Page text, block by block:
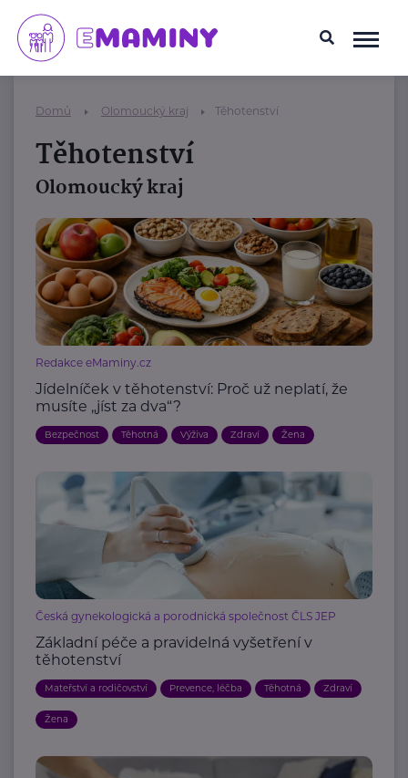
Domů Olomoucký kraj Těhotenství
Těhotenství
Olomoucký kraj
Redakce eMaminy.cz
Jídelníček v těhotenství: Proč už neplatí, že
musíte „jíst za dva“?
Bezpečnost Těhotná Výživa Zdraví Žena
Česká gynekologická a porodnická společnost ČLS JEP
Základní péče a pravidelná vyšetření v
těhotenství
Mateřství a rodičovství Prevence, léčba Těhotná Zdraví
Žena